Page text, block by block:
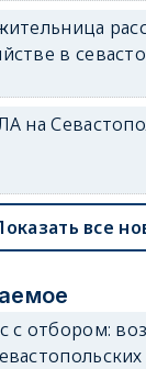
в
на
все
с отбором: